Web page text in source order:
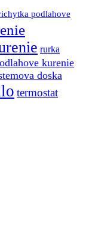
podlahove
rurka
kurenie
doska
termostat